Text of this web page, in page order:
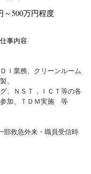
～500万円程度
仕事内容
Ｉ業務、クリーンルーム
、
、ＮＳＴ，ＩＣＴ等の各
加、ＴＤＭ実施　等
部救急外来・職員受信時